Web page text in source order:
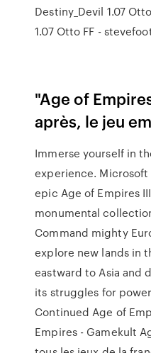
Destiny_Devil 1.07
1.07 Otto FF -
"Age of
après, le jeu
Immerse yourself in
experience.
epic Age of Empires
monumental
Command mighty
explore new lands in
eastward to Asia and
its struggles for
Continued Age of
Empires - Gamekult